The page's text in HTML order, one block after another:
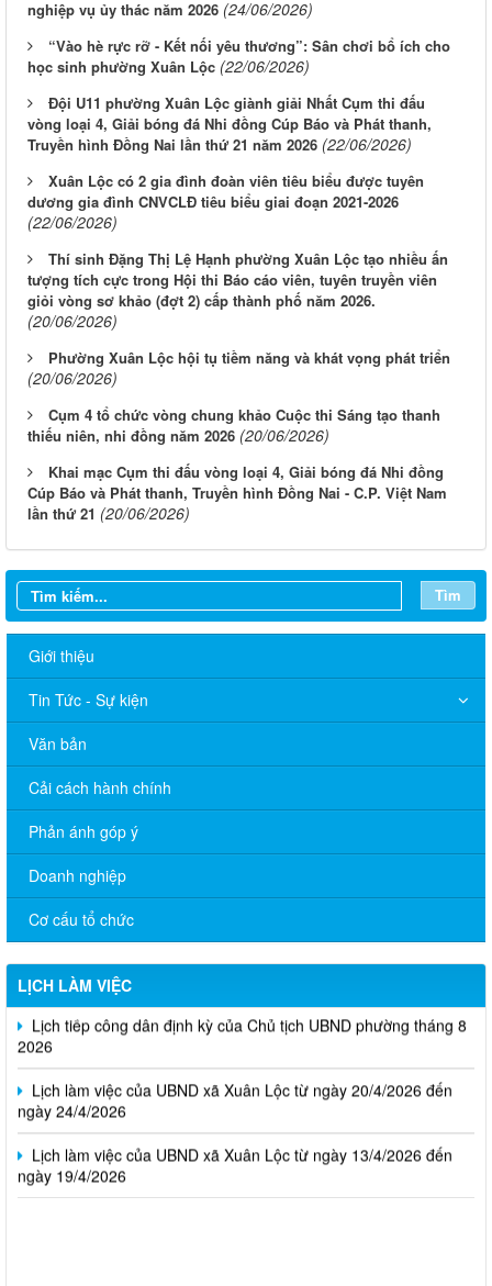
nghiệp vụ ủy thác năm 2026 (24/06/2026)
“Vào hè rực rỡ - Kết nối yêu thương”: Sân chơi bổ ích cho
học sinh phường Xuân Lộc (22/06/2026)
Đội U11 phường Xuân Lộc giành giải Nhất Cụm thi đấu
vòng loại 4, Giải bóng đá Nhi đồng Cúp Báo và Phát thanh,
Truyền hình Đồng Nai lần thứ 21 năm 2026 (22/06/2026)
Xuân Lộc có 2 gia đình đoàn viên tiêu biểu được tuyên
dương gia đình CNVCLĐ tiêu biểu giai đoạn 2021-2026
(22/06/2026)
Thí sinh Đặng Thị Lệ Hạnh phường Xuân Lộc tạo nhiều ấn
tượng tích cực trong Hội thi Báo cáo viên, tuyên truyền viên
giỏi vòng sơ khảo (đợt 2) cấp thành phố năm 2026.
(20/06/2026)
Phường Xuân Lộc hội tụ tiềm năng và khát vọng phát triển
(20/06/2026)
Cụm 4 tổ chức vòng chung khảo Cuộc thi Sáng tạo thanh
thiếu niên, nhi đồng năm 2026 (20/06/2026)
Khai mạc Cụm thi đấu vòng loại 4, Giải bóng đá Nhi đồng
Cúp Báo và Phát thanh, Truyền hình Đồng Nai - C.P. Việt Nam
lần thứ 21 (20/06/2026)
Tìm
Giới thiệu
Tin Tức - Sự kiện
Văn bản
Cải cách hành chính
Phản ánh góp ý
Doanh nghiệp
Cơ cấu tổ chức
LỊCH LÀM VIỆC
Thông báo Lịch làm việc của UBND phường Xuân Lộc (Từ ngày
03/8/2026 đến ngày 07/8/2026)
Lịch tiếp công dân định kỳ của Chủ tịch UBND phường tháng 8
2026
Lịch làm việc của UBND xã Xuân Lộc từ ngày 20/4/2026 đến
ngày 24/4/2026
Lịch làm việc của UBND xã Xuân Lộc từ ngày 13/4/2026 đến
ngày 19/4/2026